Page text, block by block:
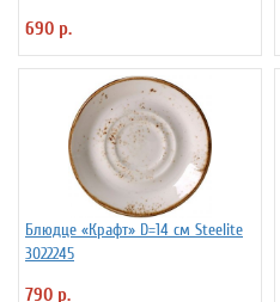
690 р.
Блюдце «Крафт» D=14 см Steelite
3022245
790 р.